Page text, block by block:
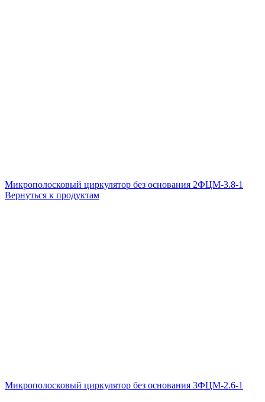
Микрополосковый циркулятор без основания 2ФЦМ-3.8-1
Вернуться к продуктам
Микрополосковый циркулятор без основания 3ФЦМ-2.6-1